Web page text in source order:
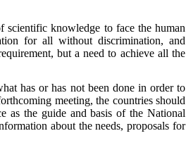
scientific knowledge to face the human
for all without discrimination, and
but a need to achieve all the
has or has not been done in order to
meeting, the countries should
as the guide and basis of the National
about the needs, proposals for